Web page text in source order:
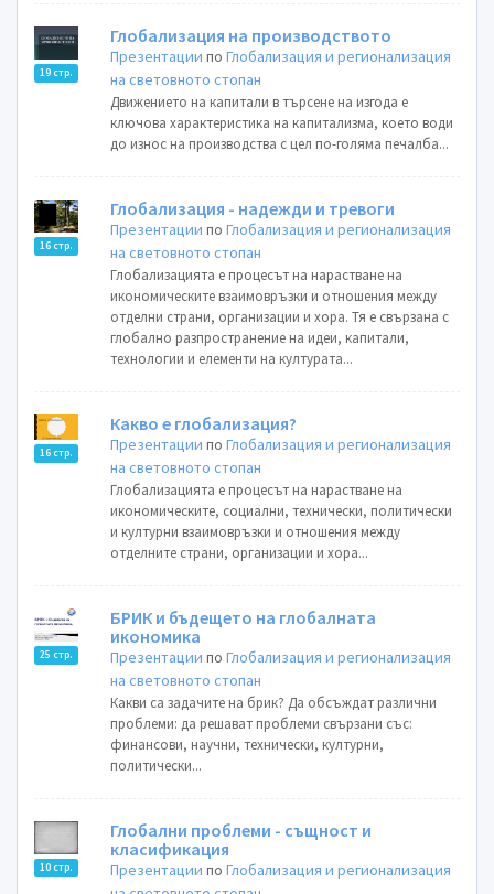
19 стр.
Глобализация на производството
Презентации поГлобализация и регионализация
на световното стопан
Движението на капитали в търсене на изгода е
ключова характеристика на капитализма, което води
до износ на производства с цел по-голяма печалба...
16 стр.
Глобализация - надежди и тревоги
Презентации поГлобализация и регионализация
на световното стопан
Глобализацията е процесът на нарастване на
икономическите взаимовръзки и отношения между
отделни страни, организации и хора. Тя е свързана с
глобално разпространение на идеи, капитали,
технологии и елементи на културата...
16 стр.
Какво е глобализация?
Презентации поГлобализация и регионализация
на световното стопан
Глобализацията е процесът на нарастване на
икономическите, социални, технически, политически
и културни взаимовръзки и отношения между
отделните страни, организации и хора...
25 стр.
БРИК и бъдещето на глобалната
икономика
Презентации поГлобализация и регионализация
на световното стопан
Какви са задачите на брик? Да обсъждат различни
проблеми: да решават проблеми свързани със:
финансови, научни, технически, културни,
политически...
10 стр.
Глобални проблеми - същност и
класификация
Презентации поГлобализация и регионализация